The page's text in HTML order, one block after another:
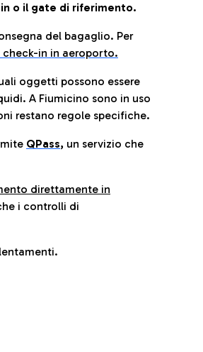
o il gate di riferimento.
del bagaglio. Per
in in aeroporto.
oggetti possono essere
A Fiumicino sono in uso
restano regole specifiche.
QPass, un servizio che
direttamente in
i controlli di